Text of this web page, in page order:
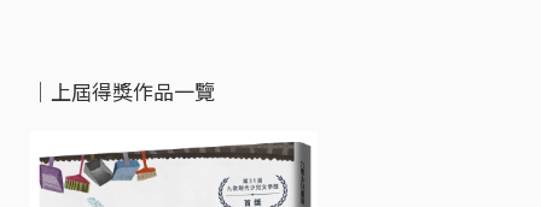
｜上屆得獎作品一覽